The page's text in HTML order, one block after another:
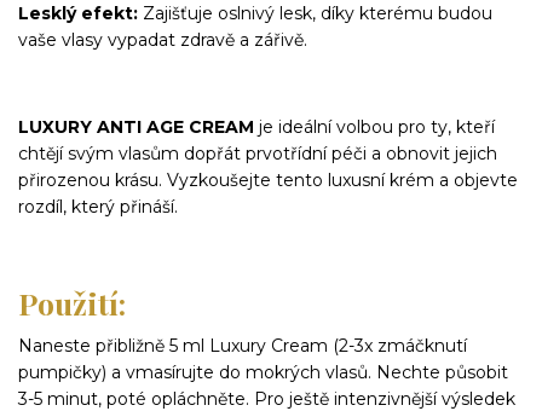
Lesklý efekt: Zajišťuje oslnivý lesk, díky kterému budou
vaše vlasy vypadat zdravě a zářivě.
LUXURY ANTI AGE CREAM je ideální volbou pro ty, kteří
chtějí svým vlasům dopřát prvotřídní péči a obnovit jejich
přirozenou krásu. Vyzkoušejte tento luxusní krém a objevte
rozdíl, který přináší.
Použití:
Naneste přibližně 5 ml Luxury Cream (2-3x zmáčknutí
pumpičky) a vmasírujte do mokrých vlasů. Nechte působit
3-5 minut, poté opláchněte. Pro ještě intenzivnější výsledek